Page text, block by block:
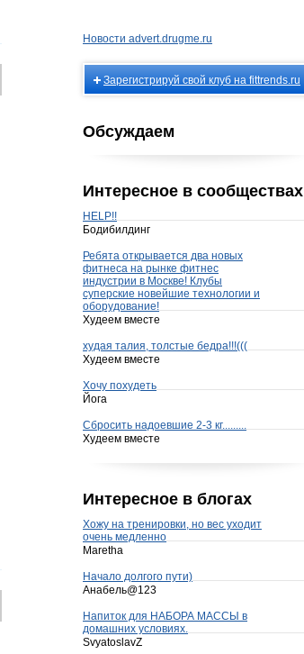
Новости advert.drugme.ru
Зарегистрируй свой клуб на fittrends.ru
Обсуждаем
Интересное в сообществах
HELP!!
Бодибилдинг
Ребята открывается два новых
фитнеса на рынке фитнес
индустрии в Москве! Клубы
суперские новейшие технологии и
оборудование!
Худеем вместе
худая талия, толстые бедра!!!(((
Худеем вместе
Хочу похудеть
Йога
Сбросить надоевшие 2-3 кг.........
Худеем вместе
Интересное в блогах
Хожу на тренировки, но вес уходит
очень медленно
Maretha
Начало долгого пути)
Анабель@123
Напиток для НАБОРА МАССЫ в
домашних условиях.
SvyatoslavZ